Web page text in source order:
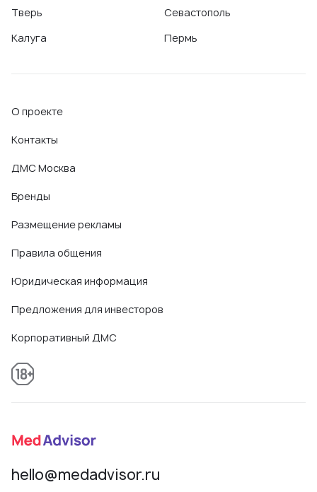
Тверь
Калуга
Севастополь
Пермь
О проекте
Контакты
ДМС Москва
Бренды
Размещение рекламы
Правила общения
Юридическая информация
Предложения для инвесторов
Корпоративный ДМС
hello@medadvisor.ru